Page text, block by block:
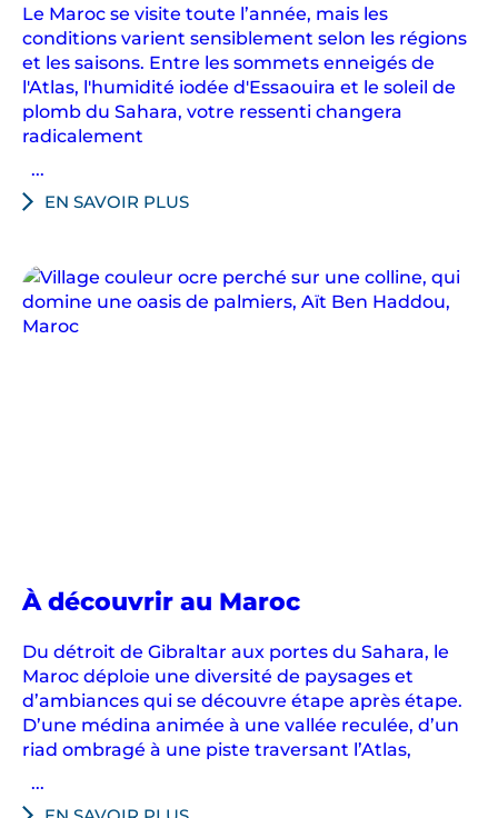
Le Maroc se visite toute l’année, mais les
conditions varient sensiblement selon les régions
et les saisons. Entre les sommets enneigés de
l'Atlas, l'humidité iodée d'Essaouira et le soleil de
plomb du Sahara, votre ressenti changera
radicalement
...
EN SAVOIR PLUS
À découvrir au Maroc
Du détroit de Gibraltar aux portes du Sahara, le
Maroc déploie une diversité de paysages et
d’ambiances qui se découvre étape après étape.
D’une médina animée à une vallée reculée, d’un
riad ombragé à une piste traversant l’Atlas,
...